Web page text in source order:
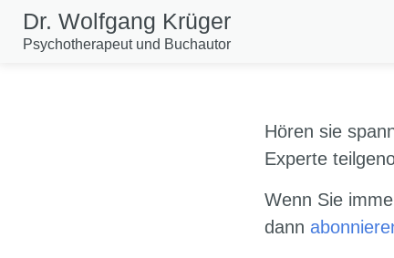
Dr. Wolfgang Krüger
Psychotherapeut und Buchautor​
Hören sie
Experte
Wenn Sie
dann